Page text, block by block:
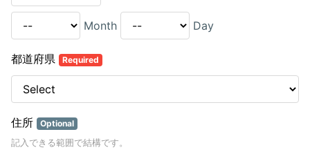
Month Day
都道府県 Required
住所 Optional
記入できる範囲で結構です。